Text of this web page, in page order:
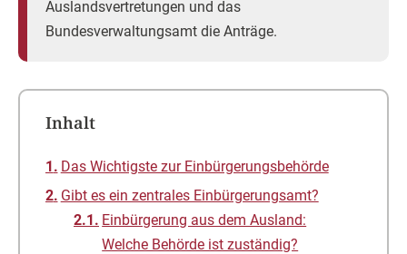
Auslandsvertretungen und das
Bundesverwaltungsamt die Anträge.
Inhalt
Das Wichtigste zur Einbürgerungsbehörde
Gibt es ein zentrales Einbürgerungsamt?
Einbürgerung aus dem Ausland:
Welche Behörde ist zuständig?